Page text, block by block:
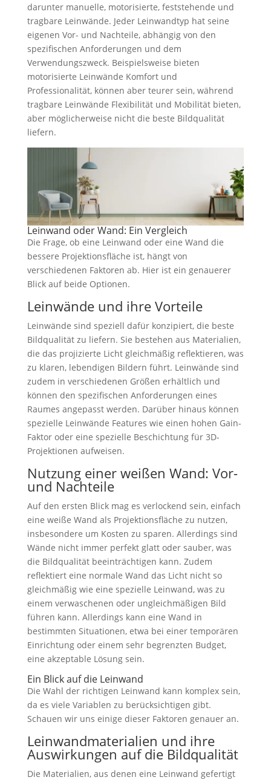
darunter manuelle, motorisierte, feststehende und
tragbare Leinwände. Jeder Leinwandtyp hat seine
eigenen Vor- und Nachteile, abhängig von den
spezifischen Anforderungen und dem
Verwendungszweck. Beispielsweise bieten
motorisierte Leinwände Komfort und
Professionalität, können aber teurer sein, während
tragbare Leinwände Flexibilität und Mobilität bieten,
aber möglicherweise nicht die beste Bildqualität
liefern.
Leinwand oder Wand: Ein Vergleich
Die Frage, ob eine Leinwand oder eine Wand die
bessere Projektionsfläche ist, hängt von
verschiedenen Faktoren ab. Hier ist ein genauerer
Blick auf beide Optionen.
Leinwände und ihre Vorteile
Leinwände sind speziell dafür konzipiert, die beste
Bildqualität zu liefern. Sie bestehen aus Materialien,
die das projizierte Licht gleichmäßig reflektieren, was
zu klaren, lebendigen Bildern führt. Leinwände sind
zudem in verschiedenen Größen erhältlich und
können den spezifischen Anforderungen eines
Raumes angepasst werden. Darüber hinaus können
spezielle Leinwände Features wie einen hohen Gain-
Faktor oder eine spezielle Beschichtung für 3D-
Projektionen aufweisen.
Nutzung einer weißen Wand: Vor-
und Nachteile
Auf den ersten Blick mag es verlockend sein, einfach
eine weiße Wand als Projektionsfläche zu nutzen,
insbesondere um Kosten zu sparen. Allerdings sind
Wände nicht immer perfekt glatt oder sauber, was
die Bildqualität beeinträchtigen kann. Zudem
reflektiert eine normale Wand das Licht nicht so
gleichmäßig wie eine spezielle Leinwand, was zu
einem verwaschenen oder ungleichmäßigen Bild
führen kann. Allerdings kann eine Wand in
bestimmten Situationen, etwa bei einer temporären
Einrichtung oder einem sehr begrenzten Budget,
eine akzeptable Lösung sein.
Ein Blick auf die Leinwand
Die Wahl der richtigen Leinwand kann komplex sein,
da es viele Variablen zu berücksichtigen gibt.
Schauen wir uns einige dieser Faktoren genauer an.
Leinwandmaterialien und ihre
Auswirkungen auf die Bildqualität
Die Materialien, aus denen eine Leinwand gefertigt